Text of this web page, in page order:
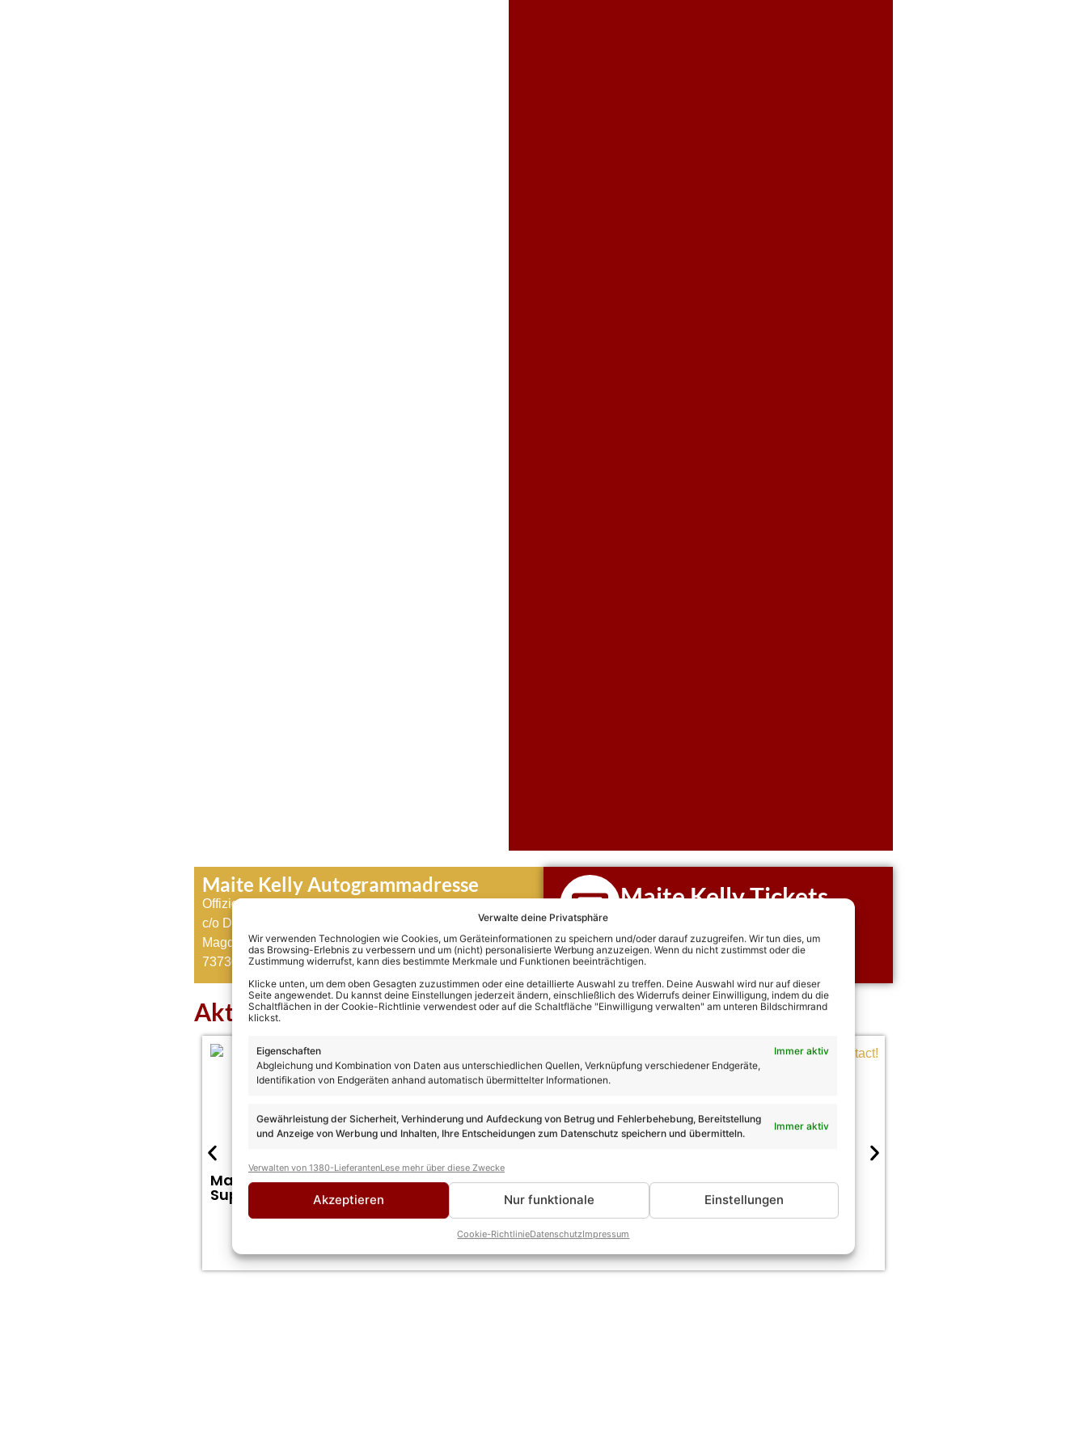
Verwalte deine Privatsphäre
Wir verwenden Technologien wie Cookies, um Geräteinformationen zu speichern und/oder darauf zuzugreifen. Wir tun dies, um
das Browsing-Erlebnis zu verbessern und um (nicht) personalisierte Werbung anzuzeigen. Wenn du nicht zustimmst oder die
Zustimmung widerrufst, kann dies bestimmte Merkmale und Funktionen beeinträchtigen.
Klicke unten, um dem oben Gesagten zuzustimmen oder eine detaillierte Auswahl zu treffen. Deine Auswahl wird nur auf dieser
Seite angewendet. Du kannst deine Einstellungen jederzeit ändern, einschließlich des Widerrufs deiner Einwilligung, indem du die
Schaltflächen in der Cookie-Richtlinie verwendest oder auf die Schaltfläche "Einwilligung verwalten" am unteren Bildschirmrand
klickst.
Eigenschaften
Immer aktiv
Abgleichung und Kombination von Daten aus unterschiedlichen Quellen, Verknüpfung verschiedener Endgeräte,
Identifikation von Endgeräten anhand automatisch übermittelter Informationen.
Gewährleistung der Sicherheit, Verhinderung und Aufdeckung von Betrug und Fehlerbehebung, Bereitstellung
und Anzeige von Werbung und Inhalten, Ihre Entscheidungen zum Datenschutz speichern und übermitteln.
Immer aktiv
Verwalten von 1380-LieferantenLese mehr über diese Zwecke
Akzeptieren Nur funktionale Einstellungen
Cookie-RichtlinieDatenschutzImpressum
Maite Kelly Autogrammadresse
Offizieller Maite Kelly Fanclub
c/o Denis Kegreiß
Magdeburger Straße 19
73730 Esslingen
Maite Kelly Tickets
Termine von Maite Kelly sichern!
Aktuelles über Maite Kelly
Maite Kelly geht im Herbst 2026 auf Tour in Österreich! Alle Termine, Tickets & ihr
Supportact!